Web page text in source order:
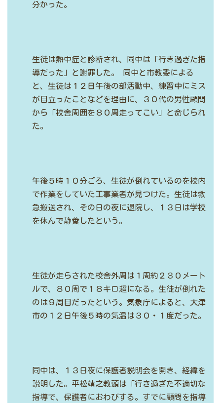
分かった。
生徒は熱中症と診断され、同中は「行き過ぎた指
導だった」と謝罪した。
同中と市教委による
と、生徒は１２日午後の部活動中、練習中にミス
が目立ったことなどを理由に、３０代の男性顧問
から「校舎周囲を８０周走ってこい」と命じられ
た。
午後５時１０分ごろ、生徒が倒れているのを校内
で作業をしていた工事業者が見つけた。生徒は救
急搬送され、その日の夜に退院し、１３日は学校
を休んで静養したという。
生徒が走らされた校舎外周は１周約２３０メート
ルで、８０周で１８キロ超になる。生徒が倒れた
のは９周目だったという。気象庁によると、大津
市の１２日午後５時の気温は３０・１度だった。
同中は、１３日夜に保護者説明会を開き、経緯を
説明した。平松靖之教頭は「行き過ぎた不適切な
指導で、保護者におわびする。すでに顧問を指導